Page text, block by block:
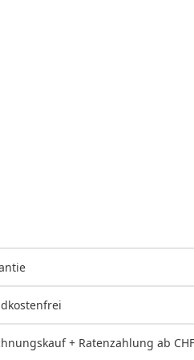
+ Ratenzahlung ab